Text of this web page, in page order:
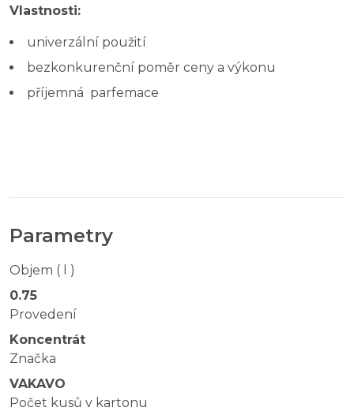
Vlastnosti:
univerzální použití
bezkonkurenční poměr ceny a výkonu
příjemná parfemace
Parametry
Objem ( l )
0.75
Provedení
Koncentrát
Značka
VAKAVO
Počet kusů v kartonu